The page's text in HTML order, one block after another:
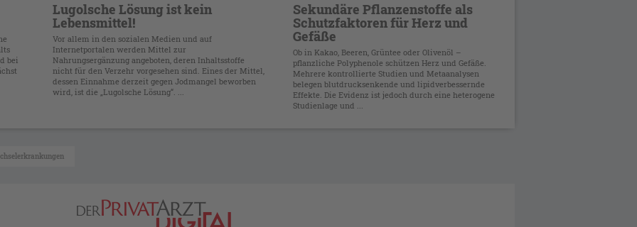
bei
Lugolsche Lösung ist kein
Lebensmittel!
Vor allem in den sozialen Medien und auf
Internetportalen werden Mittel zur
Nahrungsergänzung angeboten, deren Inhaltsstoffe
nicht für den Verzehr vorgesehen sind. Eines der Mittel,
dessen Einnahme derzeit gegen Jodmangel beworben
wird, ist die „Lugolsche Lösung“. ...
Sekundäre Pflanzenstoffe als
Schutzfaktoren für Herz und
Gefäße
Ob in Kakao, Beeren, Grüntee oder Olivenöl –
pflanzliche Polyphenole schützen Herz und Gefäße.
Mehrere kontrollierte Studien und Metaanalysen
belegen blutdrucksenkende und lipidverbessernde
Effekte. Die Evidenz ist jedoch durch eine heterogene
Studienlage und ...